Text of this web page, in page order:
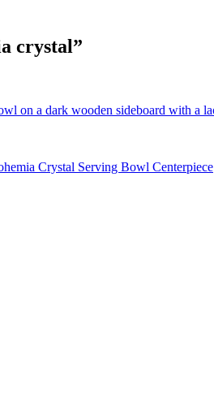
crystal”
Crystal Serving Bowl Centerpiece